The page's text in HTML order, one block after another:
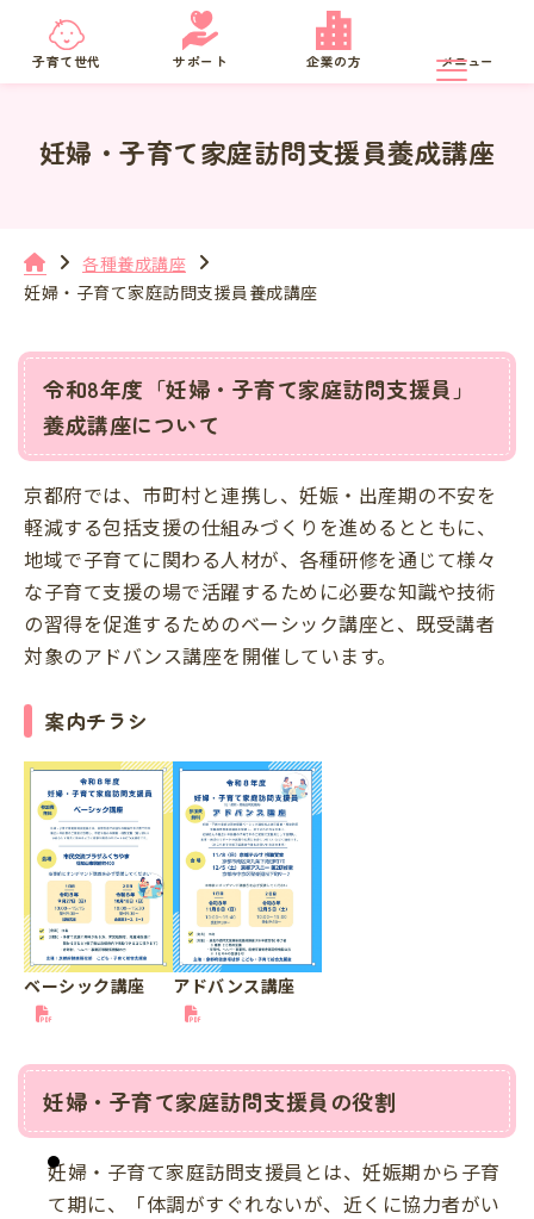
京都府
子育て世代 サポート 企業の方 メニュー
妊婦・子育て家庭訪問支援員養成講座
各種養成講座
妊婦・子育て家庭訪問支援員養成講座
令和8年度「妊婦・子育て家庭訪問支援員」
養成講座について
京都府では、市町村と連携し、妊娠・出産期の不安を
軽減する包括支援の仕組みづくりを進めるとともに、
地域で子育てに関わる人材が、各種研修を通じて様々
な子育て支援の場で活躍するために必要な知識や技術
の習得を促進するためのベーシック講座と、既受講者
対象のアドバンス講座を開催しています。
案内チラシ
ベーシック講座 アドバンス講座
妊婦・子育て家庭訪問支援員の役割
妊婦・子育て家庭訪問支援員とは、妊娠期から子育
て期に、「体調がすぐれないが、近くに協力者がい